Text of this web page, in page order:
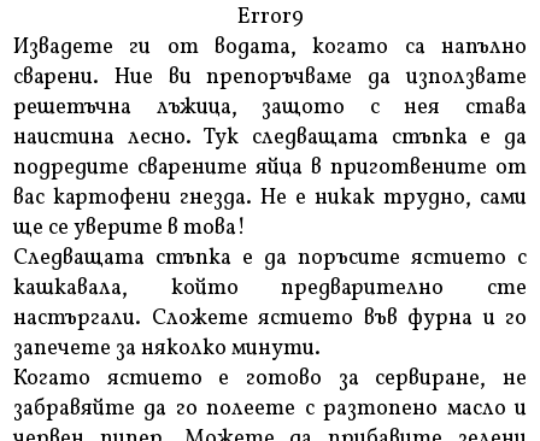
Error9
Извадете ги от водата, когато са напълно
сварени. Ние ви препоръчваме да използвате
решетъчна лъжица, защото с нея става
наистина лесно. Тук следващата стъпка е да
подредите сварените яйца в приготвените от
вас картофени гнезда. Не е никак трудно, сами
ще се уверите в това!
Следващата стъпка е да поръсите ястието с
кашкавала, който предварително сте
настъргали. Сложете ястието във фурна и го
запечете за няколко минути.
Когато ястието е готово за сервиране, не
забравяйте да го полеете с разтопено масло и